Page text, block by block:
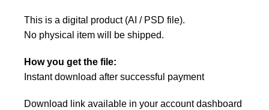
This is a digital product (AI / PSD file).
No physical item will be shipped.
How you get the file:
Instant download after successful payment
Download link available in your account dashboard